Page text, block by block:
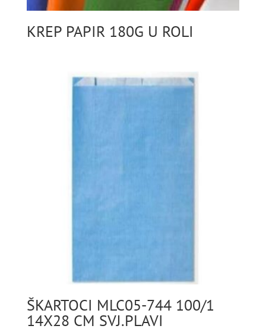
KREP PAPIR 180G U ROLI
ŠKARTOCI MLC05-744 100/1
14X28 CM SVJ.PLAVI